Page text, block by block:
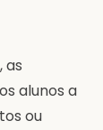
as
alunos a
ou